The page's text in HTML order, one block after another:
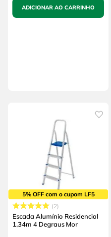
ADICIONAR AO CARRINHO
5% OFF com o cupom LF5
2
Escada Alumínio Residencial
1,34m 4 Degraus Mor